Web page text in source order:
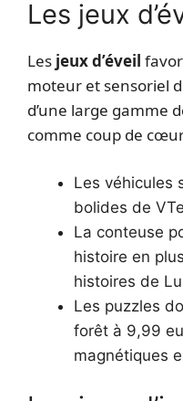
Les jeux
Les jeux d’éveil
moteur et sensoriel
d’une large gamme
comme coup de
Les véhicules
bolides de
La conteuse
histoire en
histoires de
Les puzzles
forêt à 9,99
magnétiques